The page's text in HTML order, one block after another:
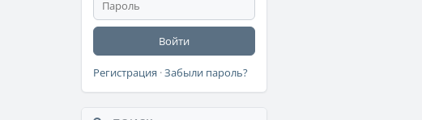
Войти
Регистрация ·Забыли пароль?